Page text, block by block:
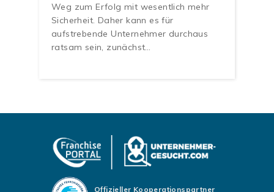
Weg zum Erfolg mit wesentlich mehr
Sicherheit. Daher kann es für
aufstrebende Unternehmer durchaus
ratsam sein, zunächst…
Offizieller Kooperationspartner